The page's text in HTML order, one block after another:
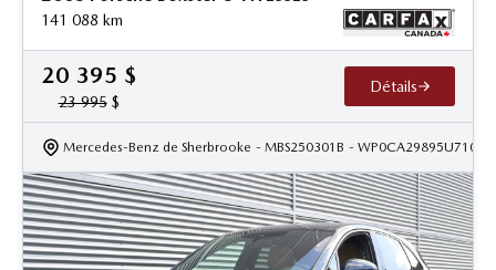
141 088 km
20 395 $
23 995$
Détails
Mercedes-Benz de Sherbrooke - MBS250301B -